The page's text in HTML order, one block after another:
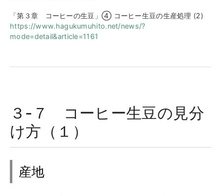
「第３章 コーヒーの生豆」④ コーヒー生豆の生産処理 (2)
https://www.hagukumuhito.net/news/?
mode=detail&article=1161
３-７ コーヒー生豆の見分
け方（１）
産地